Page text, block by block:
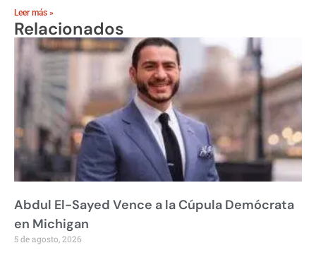
Leer más »
Relacionados
Abdul El-Sayed Vence a la Cúpula Demócrata
en Michigan
5 de agosto, 2026